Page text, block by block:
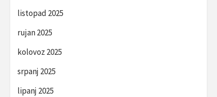
listopad 2025
rujan 2025
kolovoz 2025
srpanj 2025
lipanj 2025